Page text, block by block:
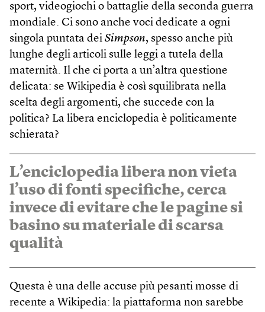
sport, videogiochi o battaglie della seconda guerra
mondiale. Ci sono anche voci dedicate a ogni
singola puntata dei Simpson, spesso anche più
lunghe degli articoli sulle leggi a tutela della
maternità. Il che ci porta a un’altra questione
delicata: se Wikipedia è così squilibrata nella
scelta degli argomenti, che succede con la
politica? La libera enciclopedia è politicamente
schierata?
L’enciclopedia libera non vieta
l’uso di fonti specifiche, cerca
invece di evitare che le pagine si
basino su materiale di scarsa
qualità
Questa è una delle accuse più pesanti mosse di
recente a Wikipedia: la piattaforma non sarebbe